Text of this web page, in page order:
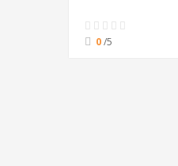
0/5